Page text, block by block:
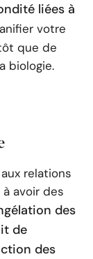
liées à
votre
que de
biologie.
relations
avoir des
des
de
des